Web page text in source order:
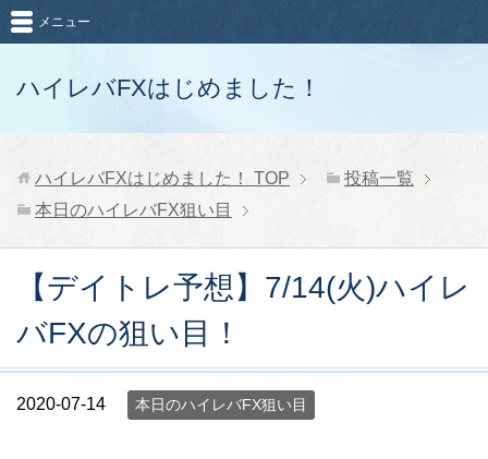
ハイレバFXはじめました！
メニュー
ハイレバFXはじめました！ TOP
投稿一覧
本日のハイレバFX狙い目
【デイトレ予想】7/14(火)ハイレ
バFXの狙い目！
2020-07-14 本日のハイレバFX狙い目